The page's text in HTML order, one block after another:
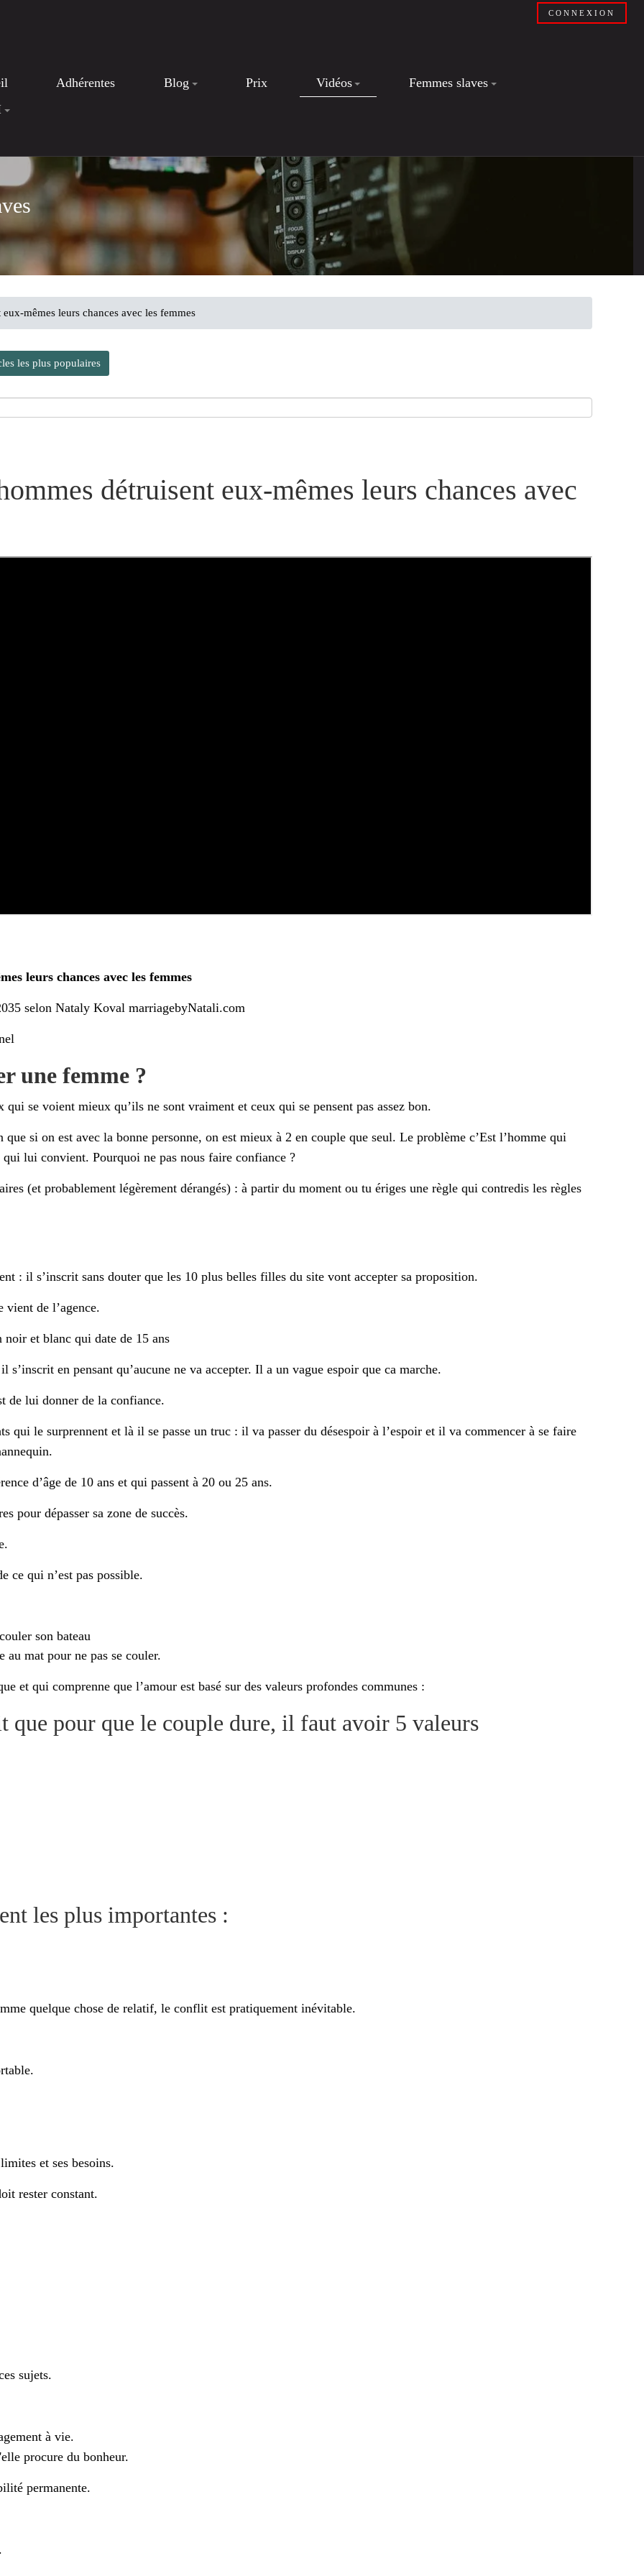
CONNEXION
Adhérentes Blog Prix Vidéos
Femmes slaves
mêmes leurs chances avec les femmes
les plus populaires
détruisent eux-mêmes leurs chances avec
leurs chances avec les femmes
selon Nataly Koval marriagebyNatali.com
une femme ?
se voient mieux qu’ils ne sont vraiment et ceux qui se pensent pas assez bon.
si on est avec la bonne personne, on est mieux à 2 en couple que seul. Le problème c’Est l’homme qui
lui convient. Pourquoi ne pas nous faire confiance ?
(et probablement légèrement dérangés) : à partir du moment ou tu ériges une règle qui contredis les règles
: il s’inscrit sans douter que les 10 plus belles filles du site vont accepter sa proposition.
de l’agence.
et blanc qui date de 15 ans
en pensant qu’aucune ne va accepter. Il a un vague espoir que ca marche.
de lui donner de la confiance.
qui le surprennent et là il se passe un truc : il va passer du désespoir à l’espoir et il va commencer à se faire
d’âge de 10 ans et qui passent à 20 ou 25 ans.
pour dépasser sa zone de succès.
ce qui n’est pas possible.
son bateau
au mat pour ne pas se couler.
et qui comprenne que l’amour est basé sur des valeurs profondes communes :
pour que le couple dure, il faut avoir 5 valeurs
les plus importantes :
quelque chose de relatif, le conflit est pratiquement inévitable.
et ses besoins.
rester constant.
sujets.
à vie.
procure du bonheur.
permanente.